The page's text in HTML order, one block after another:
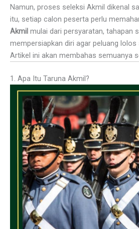
Namun, proses seleksi Akmil dikenal
itu, setiap calon peserta perlu
Akmil mulai dari persyaratan, tahapan
mempersiapkan diri agar peluang lolos
Artikel ini akan membahas semuanya
1. Apa Itu Taruna Akmil?